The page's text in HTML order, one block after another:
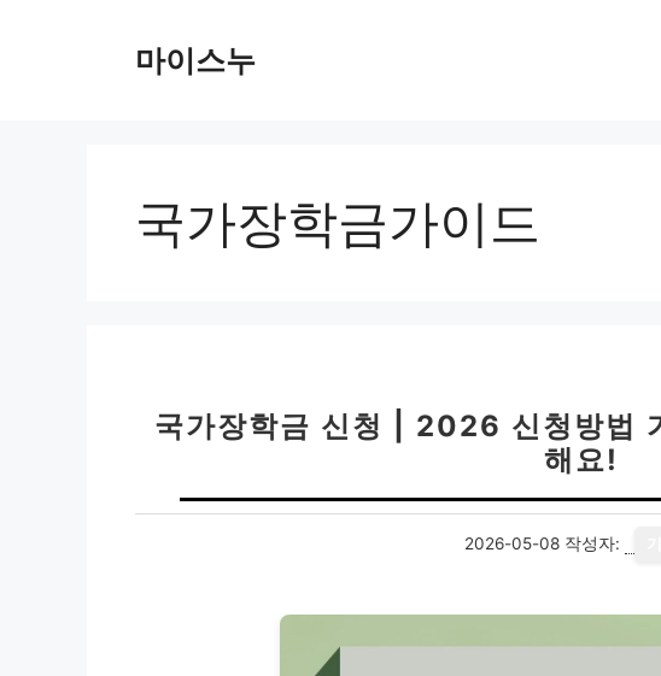
마이스누
국가장학금가이드
국가장학금 신청 | 2026 신청방법
해요!
2026-05-08 작성자: